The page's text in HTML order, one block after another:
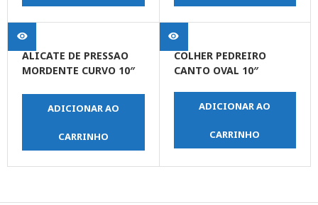
ALICATE DE PRESSAO
MORDENTE CURVO 10″
ADICIONAR AO
CARRINHO
COLHER PEDREIRO
CANTO OVAL 10″
ADICIONAR AO
CARRINHO